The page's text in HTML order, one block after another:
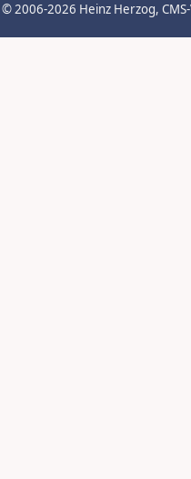
© 2006-2026 Heinz Herzog,